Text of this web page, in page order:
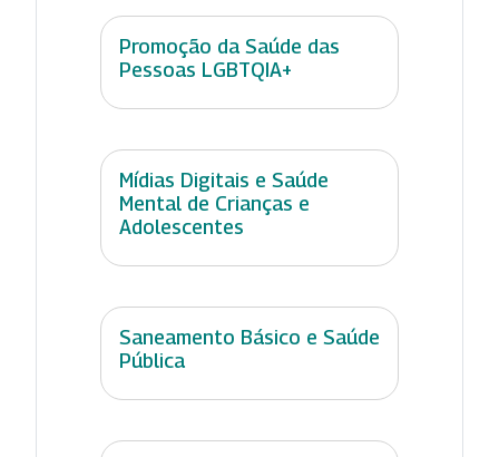
Promoção da Saúde das
Pessoas LGBTQIA+
Mídias Digitais e Saúde
Mental de Crianças e
Adolescentes
Saneamento Básico e Saúde
Pública